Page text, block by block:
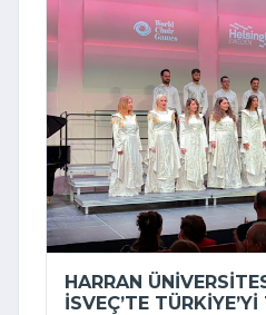
HARRAN
İSVEÇ’TE